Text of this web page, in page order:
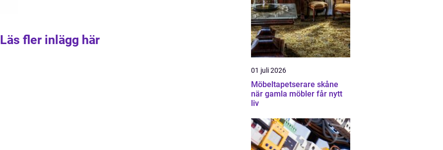
Läs fler inlägg här
01 juli 2026
Möbeltapetserare skåne
när gamla möbler får nytt
liv